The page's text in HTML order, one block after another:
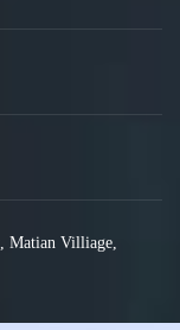
Matian Villiage,